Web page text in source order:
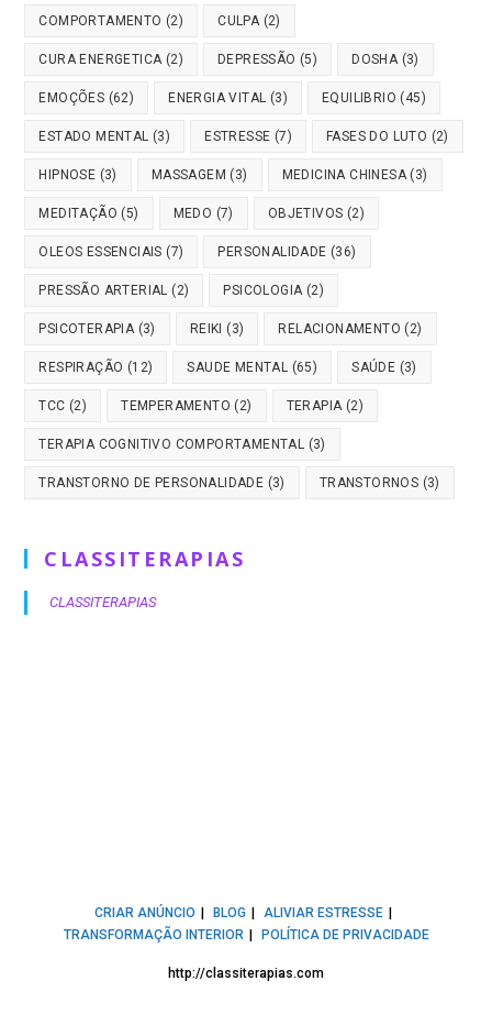
COMPORTAMENTO (2) CULPA(2)
CURA ENERGETICA(2) DEPRESSÃO (5) DOSHA(3)
EMOÇÕES (62) ENERGIA VITAL (3) EQUILIBRIO (45)
ESTADO MENTAL (3) ESTRESSE (7) FASES DO LUTO (2)
HIPNOSE (3) MASSAGEM (3) MEDICINA CHINESA(3)
MEDITAÇÃO (5) MEDO (7) OBJETIVOS (2)
OLEOS ESSENCIAIS (7) PERSONALIDADE (36)
PRESSÃO ARTERIAL (2) PSICOLOGIA(2)
PSICOTERAPIA(3) REIKI (3) RELACIONAMENTO (2)
RESPIRAÇÃO (12) SAUDE MENTAL (65) SAÚDE (3)
TCC (2) TEMPERAMENTO (2) TERAPIA(2)
TERAPIA COGNITIVO COMPORTAMENTAL (3)
TRANSTORNO DE PERSONALIDADE (3) TRANSTORNOS (3)
CLASSITERAPIAS
CLASSITERAPIAS
CRIAR ANÚNCIO BLOG
ALIVIAR ESTRESSE
TRANSFORMAÇÃO INTERIOR
POLÍTICA DE PRIVACIDADE
http://classiterapias.com